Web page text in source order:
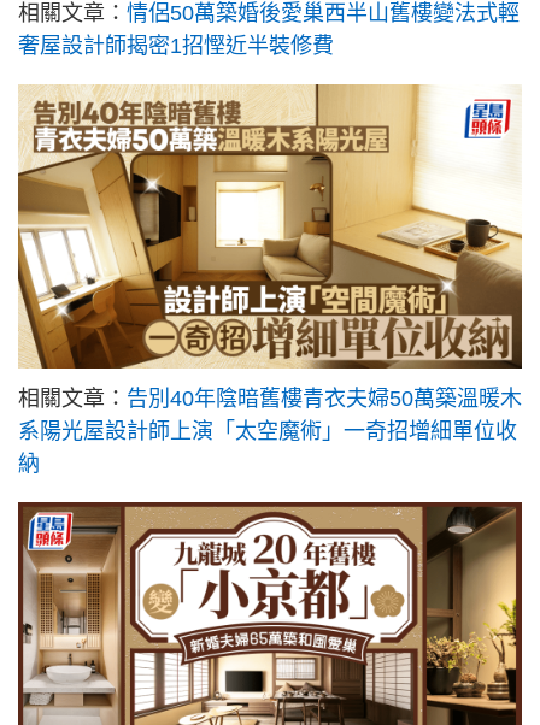
相關文章： 情侶50萬築婚後愛巢西半山舊樓變法式輕
奢屋設計師揭密1招慳近半裝修費
相關文章： 告別40年陰暗舊樓青衣夫婦50萬築溫暖木
系陽光屋設計師上演「太空魔術」一奇招增細單位收
納